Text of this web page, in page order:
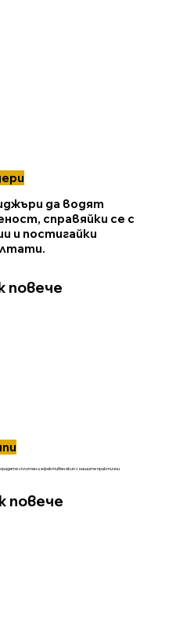
да водят
справяйки се с
и постигайки
повече
сплотен и ефективен екип с нашите практични
повече